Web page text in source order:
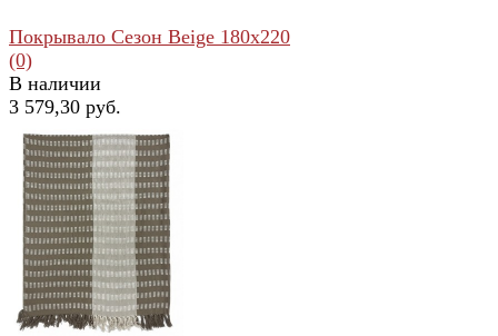
избранное сравнить
Покрывало Сезон Beige 180x220
(0)
В наличии
3 579,30 руб.